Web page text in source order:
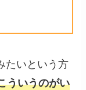
たいという方
ういうのがい